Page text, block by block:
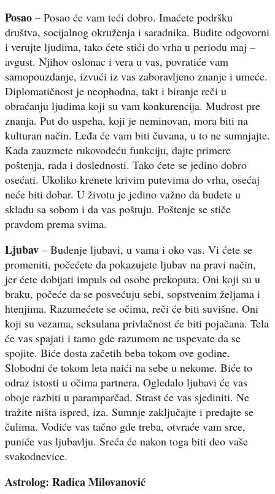
Posao – Posao će vam teći dobro. Imaćete podršku
društva, socijalnog okruženja i saradnika. Budite odgovorni
i verujte ljudima, tako ćete stići do vrha u periodu maj –
avgust. Njihov oslonac i vera u vas, povratiće vam
samopouzdanje, izvući iz vas zaboravljeno znanje i umeće.
Diplomatičnost je neophodna, takt i biranje reči u
obraćanju ljudima koji su vam konkurencija. Mudrost pre
znanja. Put do uspeha, koji je neminovan, mora biti na
kulturan način. Leđa će vam biti čuvana, u to ne sumnjajte.
Kada zauzmete rukovodeću funkciju, dajte primere
poštenja, rada i doslednosti. Tako ćete se jedino dobro
osećati. Ukoliko krenete krivim putevima do vrha, osećaj
neće biti dobar. U životu je jedino važno da budete u
skladu sa sobom i da vas poštuju. Poštenje se stiče
pravdom prema svima.
Ljubav – Buđenje ljubavi, u vama i oko vas. Vi ćete se
promeniti, počećete da pokazujete ljubav na pravi način,
jer ćete dobijati impuls od osobe prekoputa. Oni koji su u
braku, počeće da se posvećuju sebi, sopstvenim željama i
htenjima. Razumećete se očima, reči će biti suvišne. Oni
koji su vezama, seksulana privlačnost će biti pojačana. Tela
će vas spajati i tamo gde razumom ne uspevate da se
spojite. Biće dosta začetih beba tokom ove godine.
Slobodni će tokom leta naići na sebe u nekome. Biće to
odraz istosti u očima partnera. Ogledalo ljubavi će vas
oboje razbiti u paramparčad. Strast će vas sjediniti. Ne
tražite ništa ispred, iza. Sumnje zaključajte i predajte se
čulima. Vodiće vas tačno gde treba, otvraće vam srce,
puniće vas ljubavlju. Sreća će nakon toga biti deo vaše
svakodnevice.
Astrolog: Radica Milovanović